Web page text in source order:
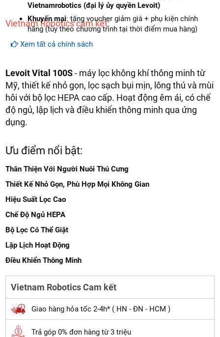
Vietnam Robotics cam kết:
Vietnamrobotics (đại lý ủy quyền Levoit)
Khuyến mại: tặng voucher giảm giá + phụ kiện chính
hãng (tùy theo chương trình tại thời điểm mua hàng)
Cam kết hàngmới 100%
Dịch vụ sau bán hàng : Vietnam robotics cam kết đảm
bảo dịch vụ bảo hành tại nhà, bảo trì định kỳ miễn phí,
cung cấp đầy đủ linh kiện – phụ tùng thay thế chính hàng
(genuine part)giảm giá 30% khi khách hàng mua linh
Hồ trợ thanh toán trực tuyến, trả góp, cà thẻ
Xem tất cả chính sách
Levoit Vital 100S- máy lọc không khí thông minh từ
Mỹ, thiết kế nhỏ gọn, lọc sạch bụi mịn, lông thú và mùi
hôi với bộ lọc HEPA cao cấp. Hoạt động êm ái, có chế
độ ngủ, lập lịch và điều khiển thông minh qua ứng
dụng.
Ưu điểm nổi bật:
Thân Thiện Với Người Nuôi Thú Cưng
Thiết Kế Nhỏ Gọn, Phù Hợp Mọi Không Gian
Hiệu Suất Lọc Cao
Chế Độ Ngủ HEPA
Bộ Lọc Có Thể Giặt
Lập Lịch Hoạt Động
Điều Khiển Thông Minh
Vietnam Robotics Cam kết
Giao hàng hỏa tốc 2-4h* ( HN - ĐN - HCM )
Trả góp 0% đơn hàng từ 3 triệu